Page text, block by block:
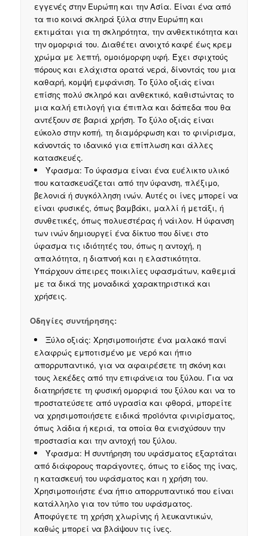
εγγενές στην Ευρώπη και την Ασία. Είναι ένα από
τα πιο κοινά σκληρά ξύλα στην Ευρώπη και
εκτιμάται για τη σκληρότητα, την ανθεκτικότητα και
την ομορφιά του. Διαθέτει ανοιχτό καφέ έως κρεμ
χρώμα με λεπτή, ομοιόμορφη υφή. Έχει σφιχτούς
πόρους και ελάχιστα ορατά νερά, δίνοντάς του μια
καθαρή, κομψή εμφάνιση. Το ξύλο οξιάς είναι
επίσης πολύ σκληρό και ανθεκτικό, καθιστώντας το
μια καλή επιλογή για έπιπλα και δάπεδα που θα
αντέξουν σε βαριά χρήση. Το ξύλο οξιάς είναι
εύκολο στην κοπή, τη διαμόρφωση και το φινίρισμα,
κάνοντάς το ιδανικό για επίπλωση και άλλες
κατασκευές.
Ύφασμα: Το ύφασμα είναι ένα ευέλικτο υλικό
που κατασκευάζεται από την ύφανση, πλέξιμο,
βελονιά ή συγκόλληση ινών. Αυτές οι ίνες μπορεί να
είναι φυσικές, όπως βαμβάκι, μαλλί ή μετάξι, ή
συνθετικές, όπως πολυεστέρας ή νάιλον. Η ύφανση
των ινών δημιουργεί ένα δίκτυο που δίνει στο
ύφασμα τις ιδιότητές του, όπως η αντοχή, η
απαλότητα, η διαπνοή και η ελαστικότητα.
Υπάρχουν άπειρες ποικιλίες υφασμάτων, καθεμιά
με τα δικά της μοναδικά χαρακτηριστικά και
χρήσεις.
Οδηγίες συντήρησης:
Ξύλο οξιάς: Χρησιμοποιήστε ένα μαλακό πανί
ελαφρώς εμποτισμένο με νερό και ήπιο
απορρυπαντικό, για να αφαιρέσετε τη σκόνη και
τους λεκέδες από την επιφάνεια του ξύλου. Για να
διατηρήσετε τη φυσική ομορφιά του ξύλου και να το
προστατεύσετε από υγρασία και φθορά, μπορείτε
να χρησιμοποιήσετε ειδικά προϊόντα φινιρίσματος,
όπως λάδια ή κεριά, τα οποία θα ενισχύσουν την
προστασία και την αντοχή του ξύλου.
Ύφασμα: Η συντήρηση του υφάσματος εξαρτάται
από διάφορους παράγοντες, όπως το είδος της ίνας,
η κατασκευή του υφάσματος και η χρήση του.
Χρησιμοποιήστε ένα ήπιο απορρυπαντικό που είναι
κατάλληλο για τον τύπο του υφάσματος.
Αποφύγετε τη χρήση χλωρίνης ή λευκαντικών,
καθώς μπορεί να βλάψουν τις ίνες.